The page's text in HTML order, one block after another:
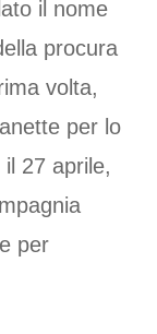
il nome
procura
volta,
per lo
27 aprile,
per